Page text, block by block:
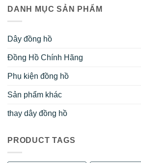
DANH MỤC SẢN PHẨM
Dây đồng hồ
Đồng Hồ Chính Hãng
Phụ kiện đồng hồ
Sản phẩm khác
thay dây đồng hồ
PRODUCT TAGS